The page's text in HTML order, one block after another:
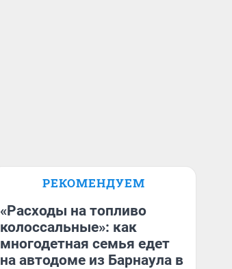
РЕКОМЕНДУЕМ
«Расходы на топливо
колоссальные»: как
многодетная семья едет
на автодоме из Барнаула в